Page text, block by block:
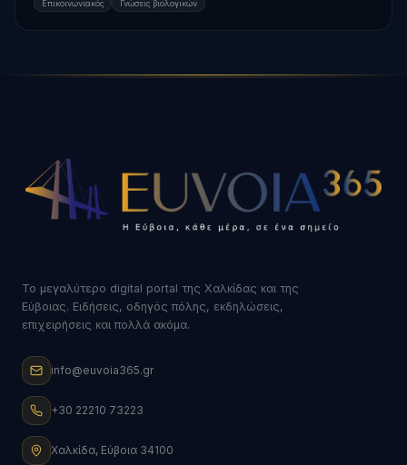
Επικοινωνιακός Γνώσεις βιολογικών
Το μεγαλύτερο digital portal της Χαλκίδας και της
Εύβοιας. Ειδήσεις, οδηγός πόλης, εκδηλώσεις,
επιχειρήσεις και πολλά ακόμα.
info@euvoia365.gr
+30 22210 73223
Χαλκίδα, Εύβοια 34100